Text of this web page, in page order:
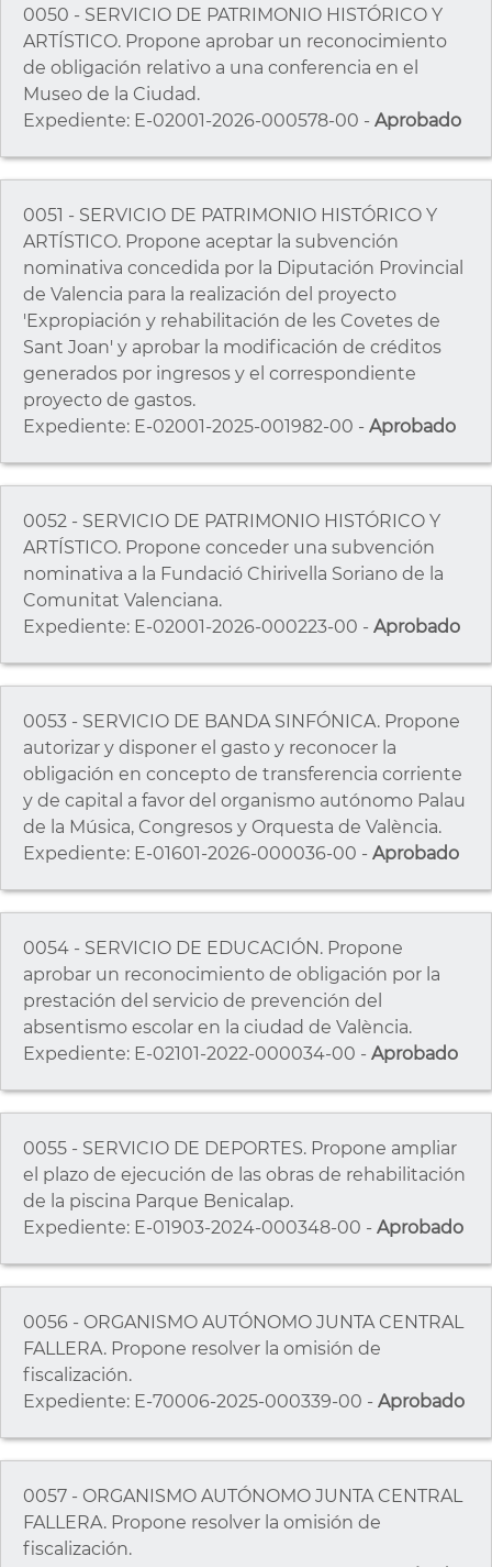
0050 - SERVICIO DE PATRIMONIO HISTÓRICO Y
ARTÍSTICO. Propone aprobar un reconocimiento
de obligación relativo a una conferencia en el
Museo de la Ciudad.
Expediente: E-02001-2026-000578-00 - Aprobado
0051 - SERVICIO DE PATRIMONIO HISTÓRICO Y
ARTÍSTICO. Propone aceptar la subvención
nominativa concedida por la Diputación Provincial
de Valencia para la realización del proyecto
'Expropiación y rehabilitación de les Covetes de
Sant Joan' y aprobar la modificación de créditos
generados por ingresos y el correspondiente
proyecto de gastos.
Expediente: E-02001-2025-001982-00 - Aprobado
0052 - SERVICIO DE PATRIMONIO HISTÓRICO Y
ARTÍSTICO. Propone conceder una subvención
nominativa a la Fundació Chirivella Soriano de la
Comunitat Valenciana.
Expediente: E-02001-2026-000223-00 - Aprobado
0053 - SERVICIO DE BANDA SINFÓNICA. Propone
autorizar y disponer el gasto y reconocer la
obligación en concepto de transferencia corriente
y de capital a favor del organismo autónomo Palau
de la Música, Congresos y Orquesta de València.
Expediente: E-01601-2026-000036-00 - Aprobado
0054 - SERVICIO DE EDUCACIÓN. Propone
aprobar un reconocimiento de obligación por la
prestación del servicio de prevención del
absentismo escolar en la ciudad de València.
Expediente: E-02101-2022-000034-00 - Aprobado
0055 - SERVICIO DE DEPORTES. Propone ampliar
el plazo de ejecución de las obras de rehabilitación
de la piscina Parque Benicalap.
Expediente: E-01903-2024-000348-00 - Aprobado
0056 - ORGANISMO AUTÓNOMO JUNTA CENTRAL
FALLERA. Propone resolver la omisión de
fiscalización.
Expediente: E-70006-2025-000339-00 - Aprobado
0057 - ORGANISMO AUTÓNOMO JUNTA CENTRAL
FALLERA. Propone resolver la omisión de
fiscalización.